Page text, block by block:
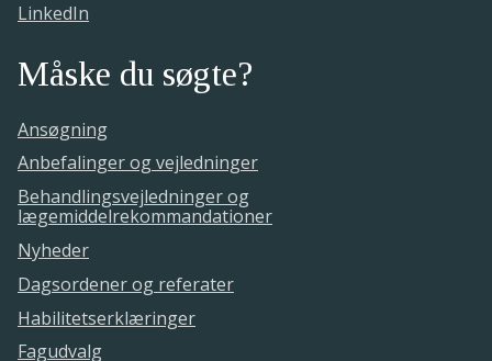
LinkedIn
Måske du søgte?
Ansøgning
Anbefalinger og vejledninger
Behandlingsvejledninger og
lægemiddelrekommandationer
Nyheder
Dagsordener og referater
Habilitetserklæringer
Fagudvalg